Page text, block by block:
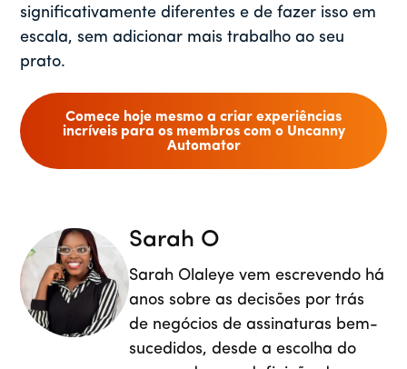
significativamente diferentes e de fazer isso em
escala, sem adicionar mais trabalho ao seu
prato.
Comece hoje mesmo a criar experiências
incríveis para os membros com o Uncanny
Automator
Sarah O
Sarah Olaleye vem escrevendo há
anos sobre as decisões por trás
de negócios de assinaturas bem-
sucedidos, desde a escolha do